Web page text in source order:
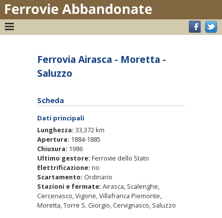
Ferrovia Airasca - Moretta -
Saluzzo
Scheda
Dati principali
Lunghezza: 33,372 km
Apertura: 1884-1885
Chiusura: 1986
Ultimo gestore: Ferrovie dello Stato
Elettrificazione: no
Scartamento: Ordinario
Stazioni e fermate: Airasca, Scalenghe,
Cercenasco, Vigone, Villafranca Piemonte,
Moretta, Torre S. Giorgio, Cervignasco, Saluzzo